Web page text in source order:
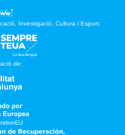
Investigació, Cultura i Esport:
de: